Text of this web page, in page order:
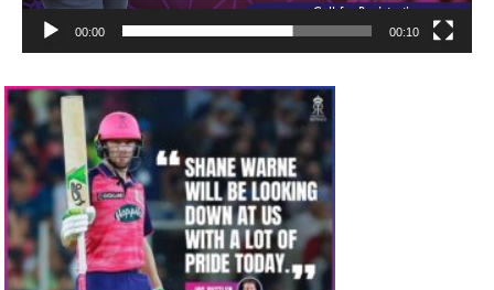
00:00 00:10